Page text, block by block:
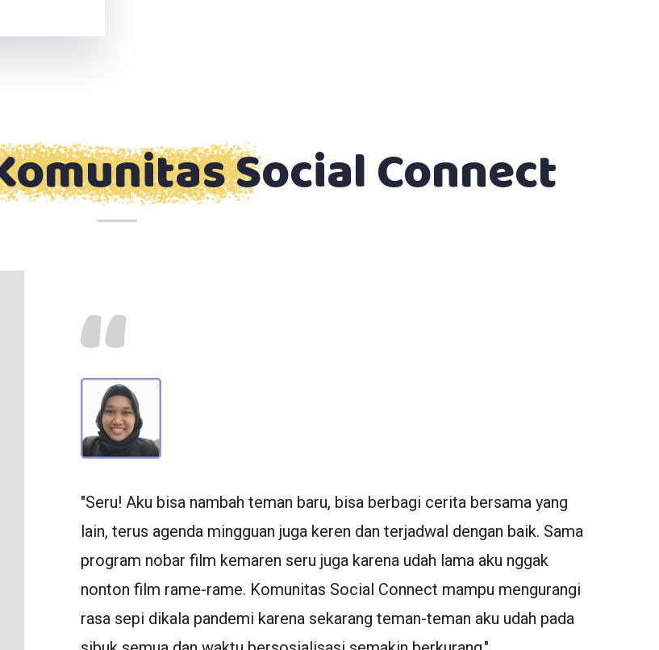
Social Connect
"Seru! Aku bisa nambah teman baru, bisa berbagi cerita bersama yang
lain, terus agenda mingguan juga keren dan terjadwal dengan baik. Sama
program nobar film kemaren seru juga karena udah lama aku nggak
nonton film rame-rame. Komunitas Social Connect mampu mengurangi
rasa sepi dikala pandemi karena sekarang teman-teman aku udah pada